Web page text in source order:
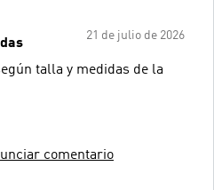
21 de julio de 2026
talla y medidas de la
comentario